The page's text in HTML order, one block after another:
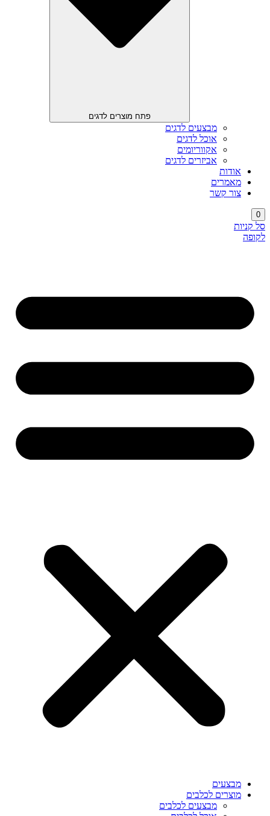
פתח מוצרים לדגים
מבצעים לדגים
אוכל לדגים
אקווריומים
אביזרים לדגים
אודות
מאמרים
צור קשר
0
סל קניות
לקופה
מבצעים
מוצרים לכלבים
מבצעים לכלבים